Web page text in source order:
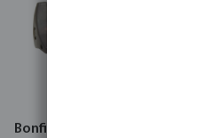
Bonfix Buitenkraan